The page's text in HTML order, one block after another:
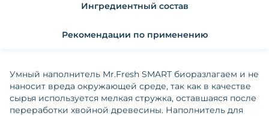
Ингредиентный состав
Рекомендации по применению
Умный наполнитель Mr.Fresh SMART биоразлагаем и не
наносит вреда окружающей среде, так как в качестве
сырья используется мелкая стружка, оставшаяся после
переработки хвойной древесины. Наполнитель для